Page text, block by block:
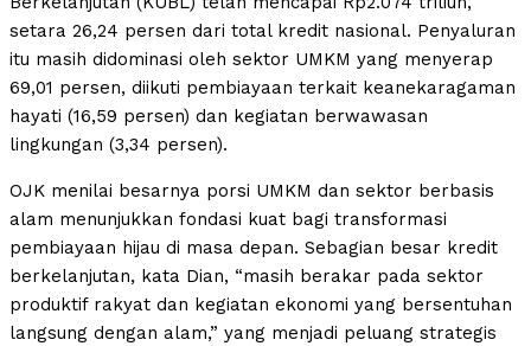
setara 26,24 persen dari total kredit nasional. Penyaluran
itu masih didominasi oleh sektor UMKM yang menyerap
69,01 persen, diikuti pembiayaan terkait keanekaragaman
hayati (16,59 persen) dan kegiatan berwawasan
lingkungan (3,34 persen).
OJK menilai besarnya porsi UMKM dan sektor berbasis
alam menunjukkan fondasi kuat bagi transformasi
pembiayaan hijau di masa depan. Sebagian besar kredit
berkelanjutan, kata Dian, “masih berakar pada sektor
produktif rakyat dan kegiatan ekonomi yang bersentuhan
langsung dengan alam,” yang menjadi peluang strategis